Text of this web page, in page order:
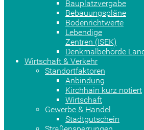
Bauplatzvergabe
Bebauungspläne
Bodenrichtwerte
Lebendige
Zentren (ISEK)
Denkmalbehörde
Wirtschaft & Verkehr
Standortfaktoren
Anbindung
Kirchhain kurz notiert
Wirtschaft
Gewerbe & Handel
Stadtgutschein